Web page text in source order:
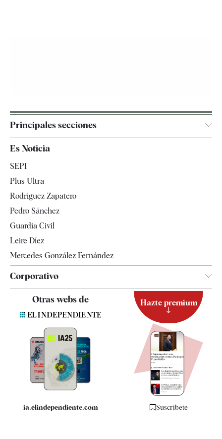
Principales secciones
España
Televisión
Es Noticia
SEPI
Plus Ultra
Rodríguez Zapatero
Pedro Sánchez
Guardia Civil
Leire Díez
Mercedes González Fernández
Corporativo
Contacto
Quiénes somos
Especificaciones
Otras webs de
ia.elindependiente.com
Hazte premium
Suscríbete